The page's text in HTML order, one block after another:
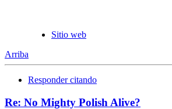
Sitio web
Arriba
Responder citando
Re: No Mighty Polish Alive?